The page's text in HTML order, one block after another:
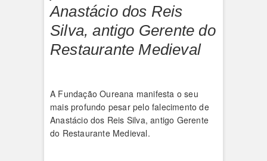
Anastácio dos Reis
Silva, antigo Gerente do
Restaurante Medieval
A Fundação Oureana manifesta o seu
mais profundo pesar pelo falecimento de
Anastácio dos Reis Silva, antigo Gerente
do Restaurante Medieval.